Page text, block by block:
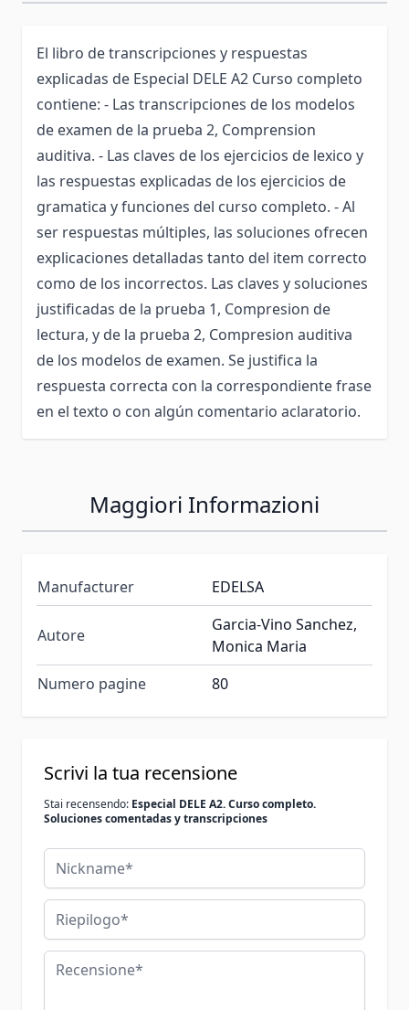
El libro de transcripciones y respuestas
explicadas de Especial DELE A2 Curso completo
contiene: - Las transcripciones de los modelos
de examen de la prueba 2, Comprension
auditiva. - Las claves de los ejercicios de lexico y
las respuestas explicadas de los ejercicios de
gramatica y funciones del curso completo. - Al
ser respuestas múltiples, las soluciones ofrecen
explicaciones detalladas tanto del item correcto
como de los incorrectos. Las claves y soluciones
justificadas de la prueba 1, Compresion de
lectura, y de la prueba 2, Compresion auditiva
de los modelos de examen. Se justifica la
respuesta correcta con la correspondiente frase
en el texto o con algún comentario aclaratorio.
Maggiori Informazioni
Manufacturer EDELSA
Autore
Garcia-Vino Sanchez,
Monica Maria
Numero pagine
80
Scrivi la tua recensione
Stai recensendo: Especial DELE A2. Curso completo.
Soluciones comentadas y transcripciones
Nickname
Riepilogo
Recensione